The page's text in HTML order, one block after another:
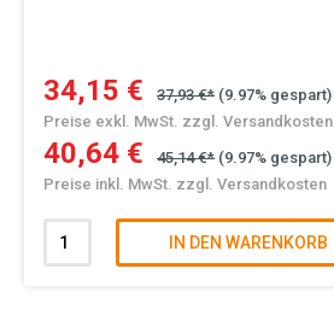
34,15 € 37,93 €* (9.97% gespart)
Preise exkl. MwSt. zzgl. Versandkosten
40,64 € 45,14 €* (9.97% gespart)
Preise inkl. MwSt. zzgl. Versandkosten
IN DEN WARENKORB